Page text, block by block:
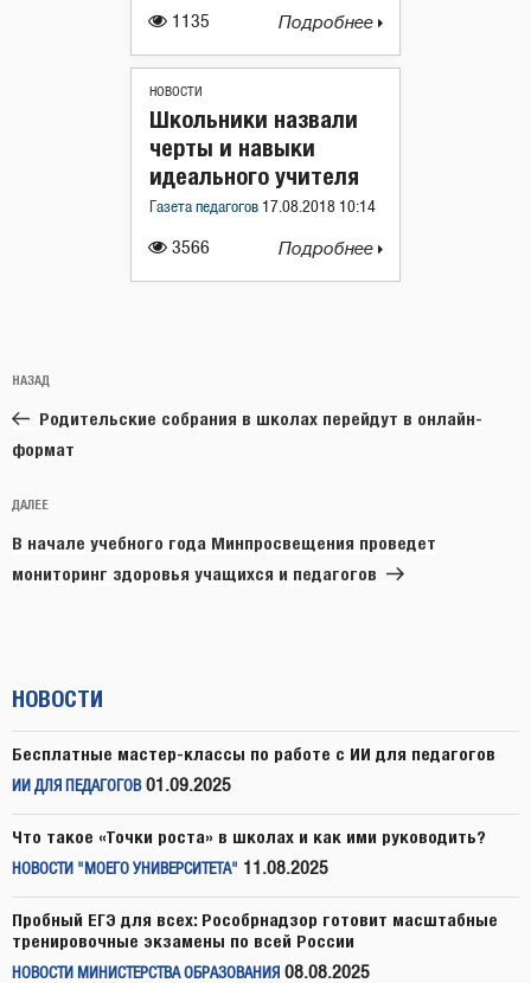
1135 Подробнее
НОВОСТИ
3566
Школьники назвали
черты и навыки
идеального учителя
Газета педагогов 17.08.2018 10:14
Подробнее
по
записям
Предыдущая
запись:
НАЗАД
Родительские собрания в школах перейдут в онлайн-
формат
Следующая
запись
ДАЛЕЕ
В начале учебного года Минпросвещения проведет
мониторинг здоровья учащихся и педагогов
НОВОСТИ
Бесплатные мастер-классы по работе с ИИ для педагогов
ИИ ДЛЯ ПЕДАГОГОВ 01.09.2025
Что такое «Точки роста» в школах и как ими руководить?
НОВОСТИ "МОЕГО УНИВЕРСИТЕТА" 11.08.2025
Пробный ЕГЭ для всех: Рособрнадзор готовит масштабные
тренировочные экзамены по всей России
НОВОСТИ МИНИСТЕРСТВА ОБРАЗОВАНИЯ 08.08.2025